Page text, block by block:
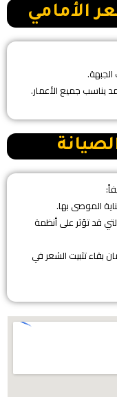
الأمامي
جميع الأعمار.
الموصى بها.
قد تؤثر على أنظمة
بقاء تثبيت الشعر في